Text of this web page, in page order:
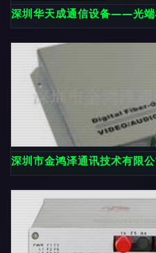
深圳华天成通信设备——光端
深圳市金鸿泽通讯技术有限